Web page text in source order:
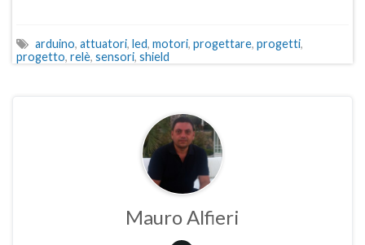
arduino, attuatori, led, motori, progettare, progetti,
progetto, relè, sensori, shield
Mauro Alfieri